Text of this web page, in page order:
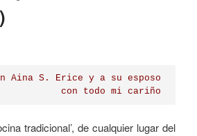
Aina S. Erice y a su esposo
con todo mi cariño
tradicional’, de cualquier lugar del